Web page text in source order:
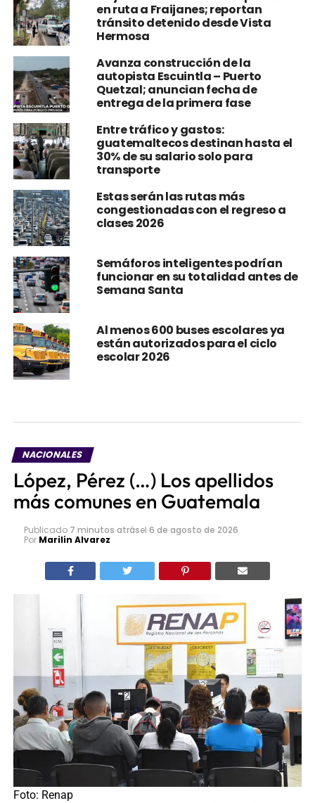
en ruta a Fraijanes; reportan
tránsito detenido desde Vista
Hermosa
Avanza construcción de la
autopista Escuintla – Puerto
Quetzal; anuncian fecha de
entrega de la primera fase
Entre tráfico y gastos:
guatemaltecos destinan hasta el
30% de su salario solo para
transporte
Estas serán las rutas más
congestionadas con el regreso a
clases 2026
Semáforos inteligentes podrían
funcionar en su totalidad antes de
Semana Santa
Al menos 600 buses escolares ya
están autorizados para el ciclo
escolar 2026
NACIONALES
López, Pérez (…) Los apellidos
más comunes en Guatemala
Publicado 7 minutos atrásel 6 de agosto de 2026
Por Marilin Alvarez
Foto: Renap